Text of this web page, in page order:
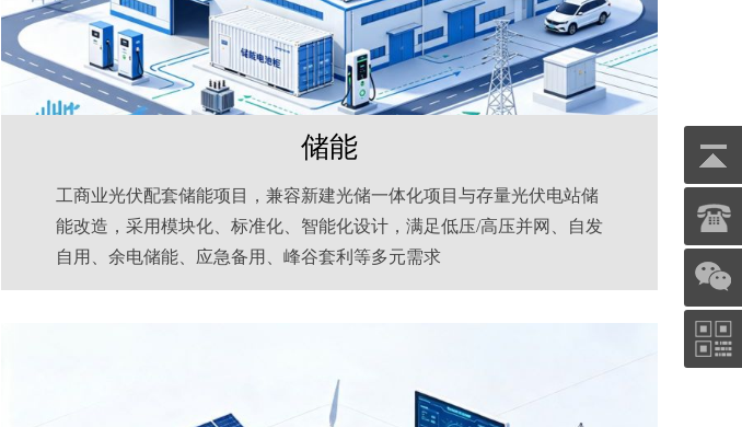
储能
工商业光伏配套储能项目，兼容新建光储一体化项目与存量光伏电站储
能改造，采用模块化、标准化、智能化设计，满足低压/高压并网、自发
自用、余电储能、应急备用、峰谷套利等多元需求